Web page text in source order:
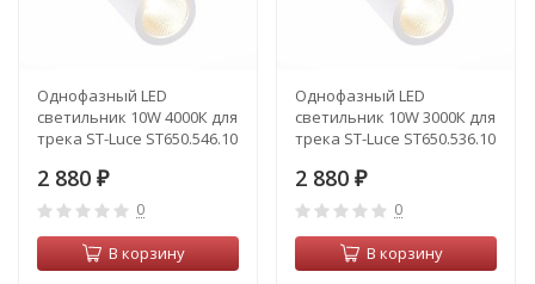
Однофазный LED
светильник 10W 4000К для
трека ST-Luce ST650.546.10
2 880 ₽
0
В корзину
Однофазный LED
светильник 10W 3000К для
трека ST-Luce ST650.536.10
2 880 ₽
0
В корзину